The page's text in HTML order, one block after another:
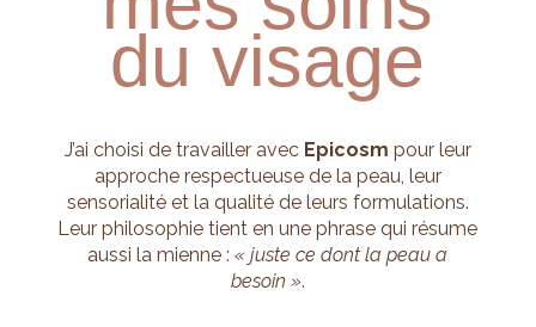
du visage
J’ai choisi de travailler avec Epicosm pour leur
approche respectueuse de la peau, leur
sensorialité et la qualité de leurs formulations.
Leur philosophie tient en une phrase qui résume
aussi la mienne :« juste ce dont la peau a
besoin ».